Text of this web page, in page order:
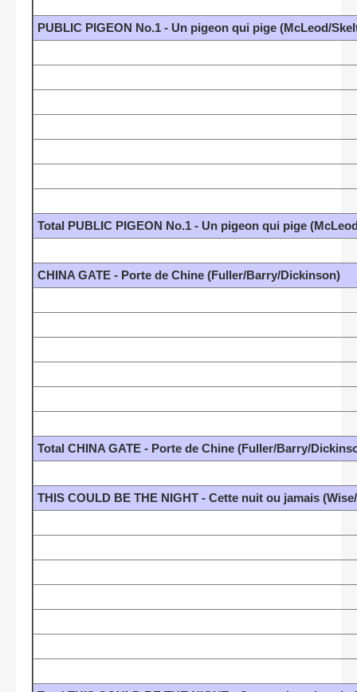
PUBLIC PIGEON No.1 - Un pigeon qui pige (McLeod/
Total PUBLIC PIGEON No.1 - Un pigeon qui pige
CHINA GATE - Porte de Chine (Fuller/Barry/Dickinson)
Total CHINA GATE - Porte de Chine (Fuller/Barry/
THIS COULD BE THE NIGHT - Cette nuit ou jamais